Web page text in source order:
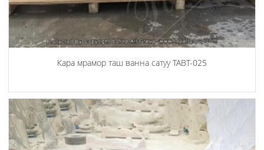
Кара мрамор таш ванна сатуу TABT-025